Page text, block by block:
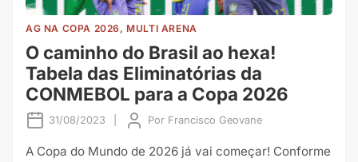
AG NA COPA 2026, MULTI ARENA
O caminho do Brasil ao hexa!
Tabela das Eliminatórias da
CONMEBOL para a Copa 2026
31/08/2023 Por Francisco Geovane
A Copa do Mundo de 2026 já vai começar! Conforme